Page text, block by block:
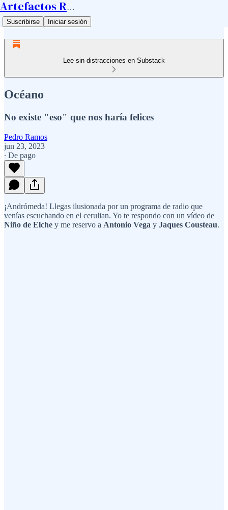
Artefactos Ramos
Suscribirse Iniciar sesión
Lee sin distracciones en Substack
Océano
No existe "eso" que nos haría felices
Pedro Ramos
jun 23, 2023
∙ De pago
¡Andrómeda! Llegas ilusionada por un programa de radio que
venías escuchando en el cerulian. Yo te respondo con un vídeo de
Niño de Elche y me reservo a Antonio Vega y Jaques Cousteau.